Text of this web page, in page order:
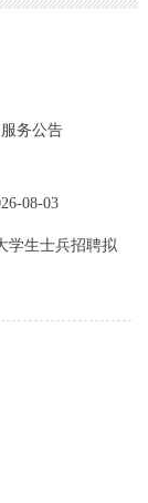
务公告
08-03
学生士兵招聘拟